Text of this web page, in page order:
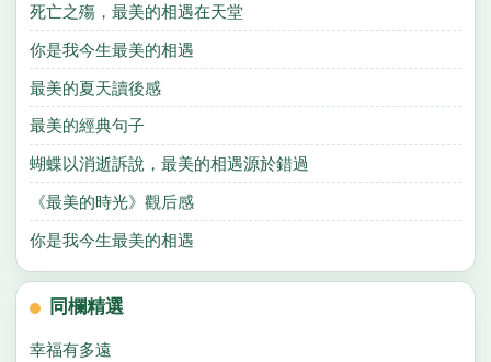
死亡之殤，最美的相遇在天堂
你是我今生最美的相遇
最美的夏天讀後感
最美的經典句子
蝴蝶以消逝訴說，最美的相遇源於錯過
《最美的時光》觀后感
你是我今生最美的相遇
同欄精選
幸福有多遠